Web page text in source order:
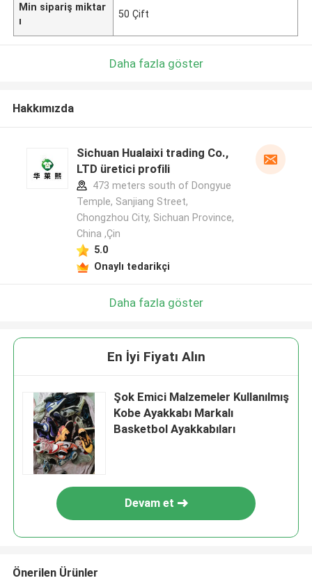
Min sipariş miktar
ı
50 Çift
Daha fazla göster
Hakkımızda
Sichuan Hualaixi trading Co.,
LTD üretici profili
473 meters south of Dongyue
Temple, Sanjiang Street,
Chongzhou City, Sichuan Province,
China ,Çin
5.0
Onaylı tedarikçi
Daha fazla göster
En İyi Fiyatı Alın
Şok Emici Malzemeler Kullanılmış
Kobe Ayakkabı Markalı
Basketbol Ayakkabıları
Devam et
Önerilen Ürünler